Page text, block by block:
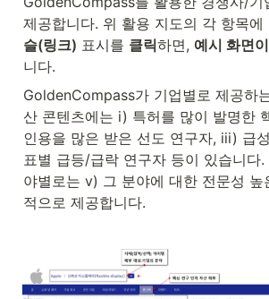
제공합니다. 위 활용 지도의 각 항목에
슬(링크) 표시를 클릭하면, 예시 화면
니다.
GoldenCompass가 기업별로 제공하
산 콘텐츠에는 i) 특허를 많이 발명한
인용을 많은 받은 선도 연구자, iii) 급
표별 급등/급락 연구자 등이 있습니다
야별로는 v) 그 분야에 대한 전문성 높
적으로 제공합니다.